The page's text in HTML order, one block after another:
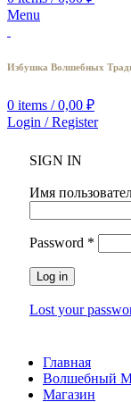
Menu
Избушка Волшебных
0 items / 0,00 ₽
Login / Register
SIGN IN
Имя
Password *
Log in
Lost your
Главная
Волшебный
Магазин